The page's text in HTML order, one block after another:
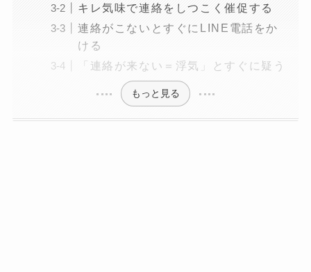
キレ気味で連絡をしつこく催促する
連絡がこないとすぐにLINE電話をか
ける
「連絡が来ない＝浮気」とすぐに疑う
もっと見る